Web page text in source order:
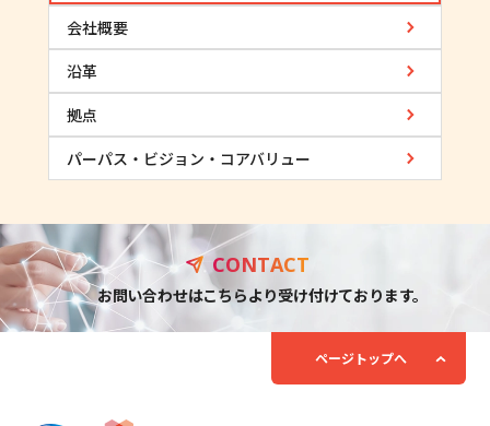
会社概要
沿革
拠点
パーパス・ビジョン・コアバリュー
CONTACT
お問い合わせはこちらより受け付けております。
ページトップへ